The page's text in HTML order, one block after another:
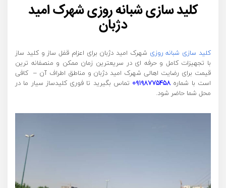
کلید سازی شبانه روزی شهرک امید
دژبان
کلید سازی شبانه روزی شهرک امید دژبان برای اعزام قفل ساز و کلید ساز
با تجهیزات کامل و حرفه ای در سریعترین زمان ممکن و منصفانه ترین
قیمت برای رضایت اهالی شهرک امید دژبان و مناطق اطراف آن – کافی
است با شماره۰۹۱۹۸۷۷۵۴۵۸ تماس بگیرید تا فوری کلیدساز سیار ما در
محل شما حاضر شود.